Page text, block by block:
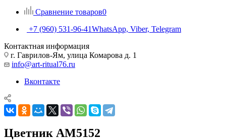
Сравнение товаров0
+7 (960) 531-96-41WhatsApp, Viber, Telegram
Контактная информация
г. Гаврилов-Ям, улица Комарова д. 1
info@art-ritual76.ru
Вконтакте
Цветник AM5152